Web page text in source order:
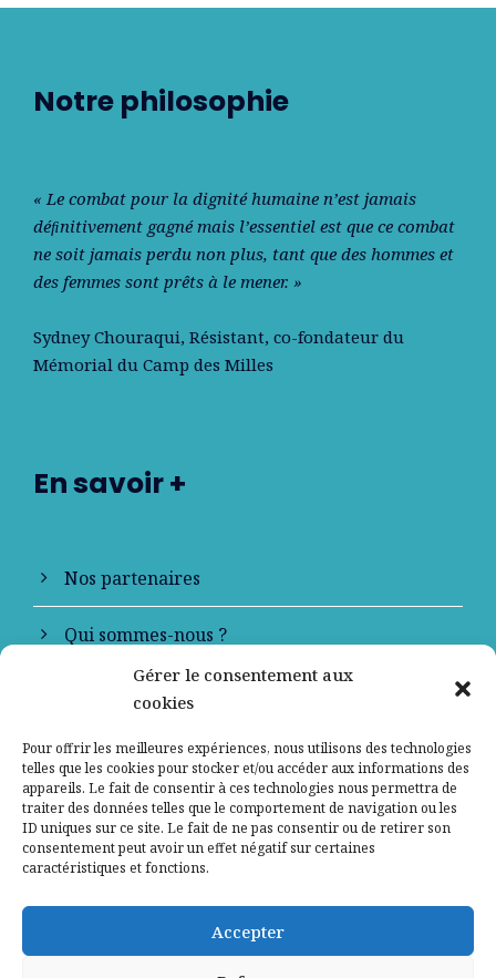
Gérer le consentement aux
cookies
Pour offrir les meilleures expériences, nous utilisons des technologies
telles que les cookies pour stocker et/ou accéder aux informations des
appareils. Le fait de consentir à ces technologies nous permettra de
traiter des données telles que le comportement de navigation ou les
ID uniques sur ce site. Le fait de ne pas consentir ou de retirer son
consentement peut avoir un effet négatif sur certaines
caractéristiques et fonctions.
Accepter
Notre philosophie
« Le combat pour la dignité humaine n’est jamais
déﬁnitivement gagné mais l’essentiel est que ce combat
ne soit jamais perdu non plus, tant que des hommes et
des femmes sont prêts à le mener. »
Sydney Chouraqui, Résistant, co-fondateur du
Mémorial du Camp des Milles
En savoir +
Nos partenaires
Qui sommes-nous ?
Contactez-nous
Mentions légales
Politique de confidentialité